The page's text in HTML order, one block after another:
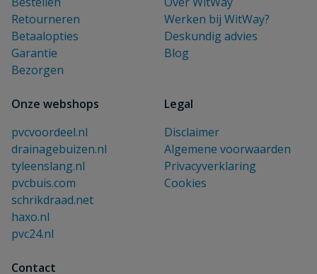
Retourneren
Betaalopties
Garantie
Bezorgen
Werken bij WitWay?
Deskundig advies
Blog
Onze webshops
pvcvoordeel.nl
drainagebuizen.nl
tyleenslang.nl
pvcbuis.com
schrikdraad.net
haxo.nl
pvc24.nl
Legal
Disclaimer
Algemene voorwaarden
Privacyverklaring
Cookies
Contact